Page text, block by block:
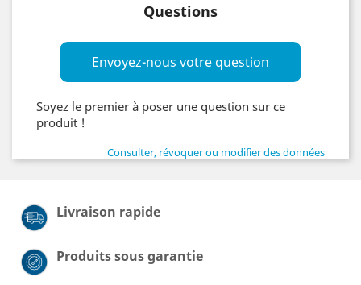
Questions
Envoyez-nous votre question
Soyez le premier à poser une question sur ce
produit !
Consulter, révoquer ou modifier des données
Livraison rapide
Produits sous garantie